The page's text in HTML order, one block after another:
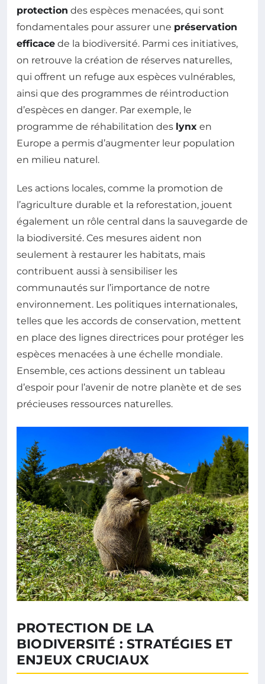
protection des espèces menacées, qui sont
fondamentales pour assurer une préservation
efficace de la biodiversité. Parmi ces initiatives,
on retrouve la création de réserves naturelles,
qui offrent un refuge aux espèces vulnérables,
ainsi que des programmes de réintroduction
d’espèces en danger. Par exemple, le
programme de réhabilitation des lynx en
Europe a permis d’augmenter leur population
en milieu naturel.
Les actions locales, comme la promotion de
l’agriculture durable et la reforestation, jouent
également un rôle central dans la sauvegarde de
la biodiversité. Ces mesures aident non
seulement à restaurer les habitats, mais
contribuent aussi à sensibiliser les
communautés sur l’importance de notre
environnement. Les politiques internationales,
telles que les accords de conservation, mettent
en place des lignes directrices pour protéger les
espèces menacées à une échelle mondiale.
Ensemble, ces actions dessinent un tableau
d’espoir pour l’avenir de notre planète et de ses
précieuses ressources naturelles.
PROTECTION DE LA
BIODIVERSITÉ : STRATÉGIES ET
ENJEUX CRUCIAUX